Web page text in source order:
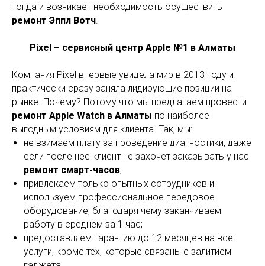
тогда и возникает необходимость осуществить
ремонт Эппл Вотч.
Pixel – сервисный центр Apple №1 в Алматы
Компания Pixel впервые увидела мир в 2013 году и
практически сразу заняла лидирующие позиции на
рынке. Почему? Потому что мы предлагаем провести
ремонт Apple Watch в Алматы по наиболее
выгодным условиям для клиента. Так, мы:
не взимаем плату за проведение диагностики, даже
если после нее клиент не захочет заказывать у нас
ремонт смарт-часов;
привлекаем только опытных сотрудников и
используем профессиональное передовое
оборудование, благодаря чему заканчиваем
работу в среднем за 1 час;
предоставляем гарантию до 12 месяцев на все
услуги, кроме тех, которые связаны с залитием